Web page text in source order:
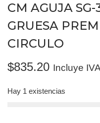
CM AGUJA
GRUESA
CIRCULO
$835.20 Incluye
Hay 1 existencias